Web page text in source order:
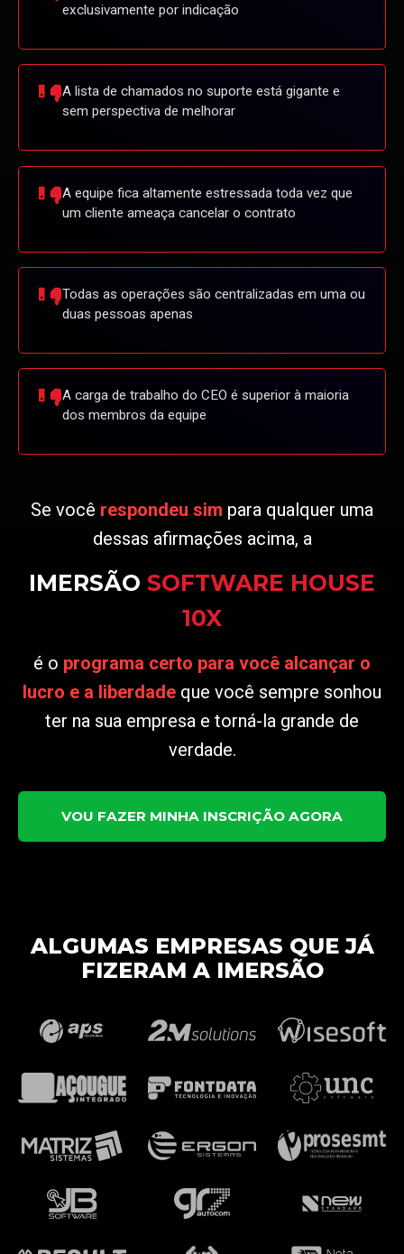
exclusivamente por indicação
A lista de chamados no suporte está gigante e
sem perspectiva de melhorar
A equipe fica altamente estressada toda vez que
um cliente ameaça cancelar o contrato
Todas as operações são centralizadas em uma ou
duas pessoas apenas
A carga de trabalho do CEO é superior à maioria
dos membros da equipe
Se você respondeu sim para qualquer uma
dessas afirmações acima, a
IMERSÃO SOFTWARE HOUSE
10X
é o programa certo para você alcançar o
lucro e a liberdade que você sempre sonhou
ter na sua empresa e torná-la grande de
verdade.
VOU FAZER MINHA INSCRIÇÃO AGORA
ALGUMAS EMPRESAS QUE JÁ
FIZERAM A IMERSÃO